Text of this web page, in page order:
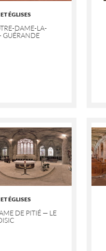
ÉGLISES
DAME-LA-
GUÉRANDE
ÉGLISES
DE PITIÉ — LE